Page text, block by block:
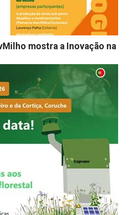
mostra a Inovação na